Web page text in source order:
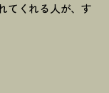
てくれる人が、す